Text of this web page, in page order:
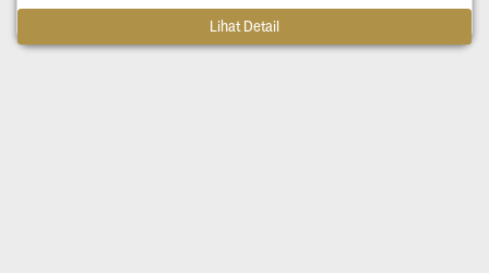
Lihat Detail